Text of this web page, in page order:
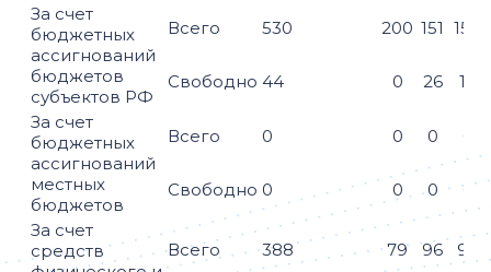
За счет
бюджетных
ассигнований
бюджетов
субъектов РФ
Всего 530 200 151 154
Свободно 44 0 26
18
За счет
бюджетных
ассигнований
местных
бюджетов
Всего 0 0 0
Свободно 0 0 0
0
За счет
средств
Всего 388 79 96 94